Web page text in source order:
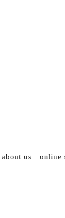
about us online